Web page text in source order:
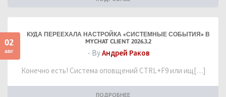
02
авг
КУДА ПЕРЕЕХАЛА НАСТРОЙКА «СИСТЕМНЫЕ СОБЫТИЯ» В
MYCHAT CLIENT 2026.3.2
- ByАндрей Раков
Конечно есть! Система оповщений CTRL+F9 или ищ[…]
ПОДРОБНЕЕ